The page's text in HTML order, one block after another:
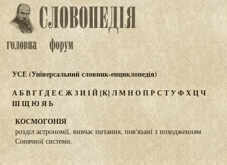
УСЕ (Універсальний словник-енциклопедія)
АБВГҐДЕЄ ЖЗИІЙ [К] ЛМНОПР СТУФХЦЧ
ШЩЮЯЬ
КОСМОГОНІЯ
розділ астрономії, вивчає питання, пов'язані з походженням
Сонячної системи.